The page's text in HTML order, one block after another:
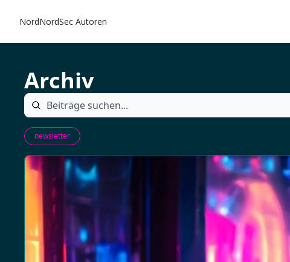
NordNordSec Autoren
Archiv
newsletter